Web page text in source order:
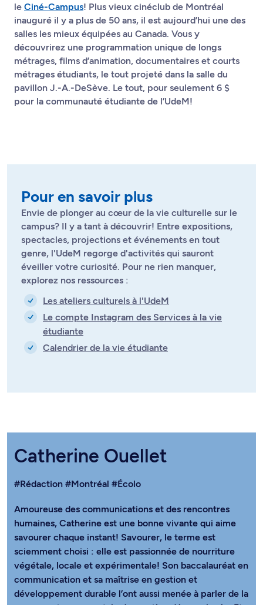
le Ciné-Campus! Plus vieux cinéclub de Montréal
inauguré il y a plus de 50 ans, il est aujourd’hui une des
salles les mieux équipées au Canada. Vous y
découvrirez une programmation unique de longs
métrages, films d’animation, documentaires et courts
métrages étudiants, le tout projeté dans la salle du
pavillon J.-A.-DeSève. Le tout, pour seulement 6 $
pour la communauté étudiante de l’UdeM!
Pour en savoir plus
Envie de plonger au cœur de la vie culturelle sur le
campus? Il y a tant à découvrir! Entre expositions,
spectacles, projections et événements en tout
genre, l'UdeM regorge d'activités qui sauront
éveiller votre curiosité. Pour ne rien manquer,
explorez nos ressources :
Les ateliers culturels à l'UdeM
Le compte Instagram des Services à la vie
étudiante
Calendrier de la vie étudiante
Catherine Ouellet
#Rédaction #Montréal #Écolo
Amoureuse des communications et des rencontres
humaines, Catherine est une bonne vivante qui aime
savourer chaque instant! Savourer, le terme est
sciemment choisi : elle est passionnée de nourriture
végétale, locale et expérimentale! Son baccalauréat en
communication et sa maîtrise en gestion et
développement durable l’ont aussi menée à parler de la